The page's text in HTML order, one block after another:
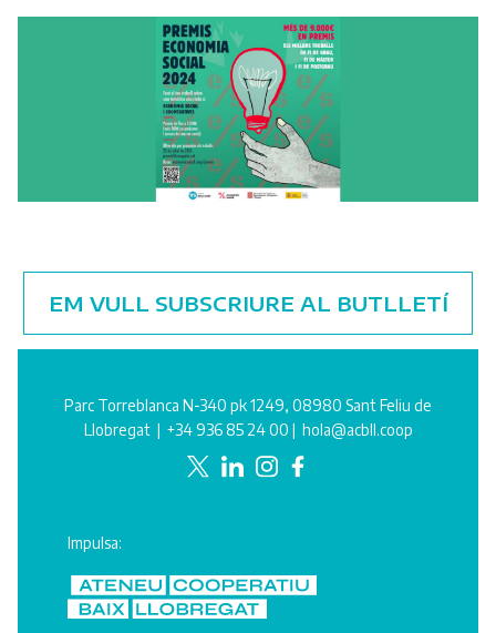
EM VULL SUBSCRIURE AL BUTLLETÍ
Parc Torreblanca N-340 pk 1249, 08980 Sant Feliu de
Llobregat | +34 936 85 24 00 | hola@acbll.coop
Impulsa: